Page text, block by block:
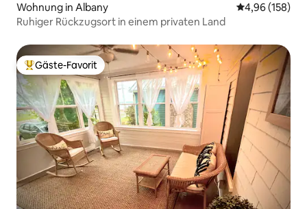
Wohnung in Albany
4,96 (158)
Ruhiger Rückzugsort in einem privaten Land
Beliebter Gäste-Favorit.
Gäste-Favorit